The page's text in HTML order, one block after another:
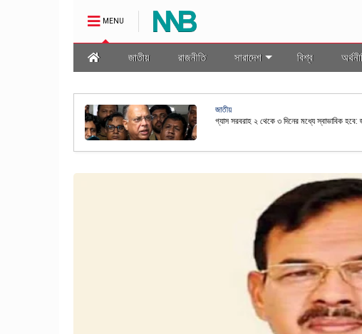
MENU
জাতীয় রাজনীতি সারাদেশ বিশ্ব
জাতীয়
রাষ্ট্রপতি নির্বাচনের তফসিল ঘোষণা করল ইসি